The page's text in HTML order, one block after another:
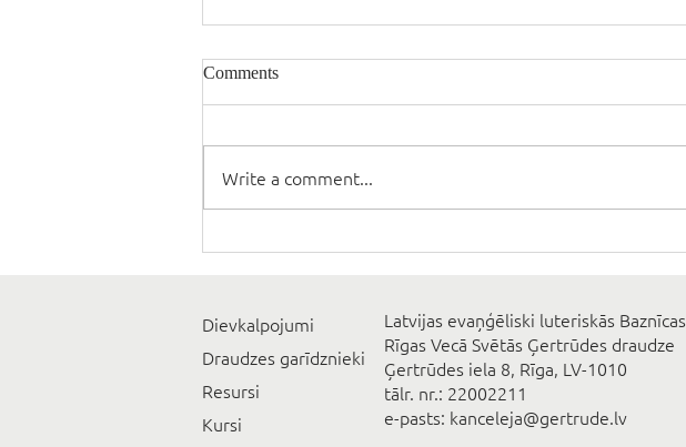
Comments
Write a comment...
Dievkalpojumi
Draudzes garīdznieki
Resursi
Kursi
Latvijas evaņģēliski luteriskās Baznīcas
Rīgas Vecā Svētās Ģertrūdes draudze
Ģertrūdes iela 8, Rīga, LV-1010
tālr. nr.: 22002211
e-pasts: kanceleja@gertrude.lv